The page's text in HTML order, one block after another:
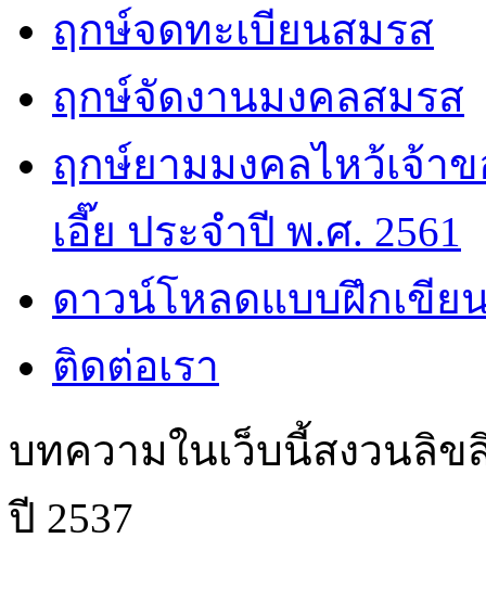
ฤกษ์จดทะเบียนสมรส
ฤกษ์จัดงานมงคลสมรส
ฤกษ์ยามมงคลไหว้เจ้า
เอี๊ย ประจำปี พ.ศ. 2561
ดาวน์โหลดแบบฝึกเขีย
ติดต่อเรา
บทความในเว็บนี้สงวนลิ
ปี 2537